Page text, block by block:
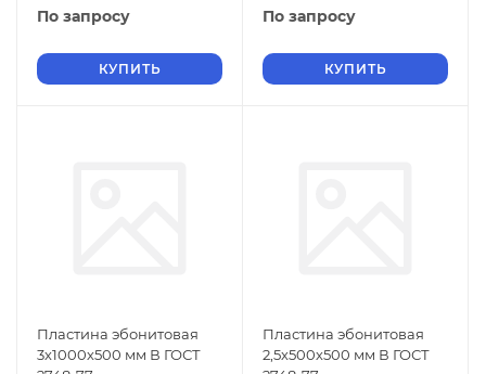
По запросу
КУПИТЬ
По запросу
КУПИТЬ
Пластина эбонитовая
3х1000х500 мм В ГОСТ
Пластина эбонитовая
2,5х500х500 мм В ГОСТ